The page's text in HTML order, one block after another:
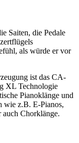
Saiten, die Pedale
als würde er vor
ist das CA-
XL Technologie
Pianoklänge und
wie z.B. E-Pianos,
Chorklänge.